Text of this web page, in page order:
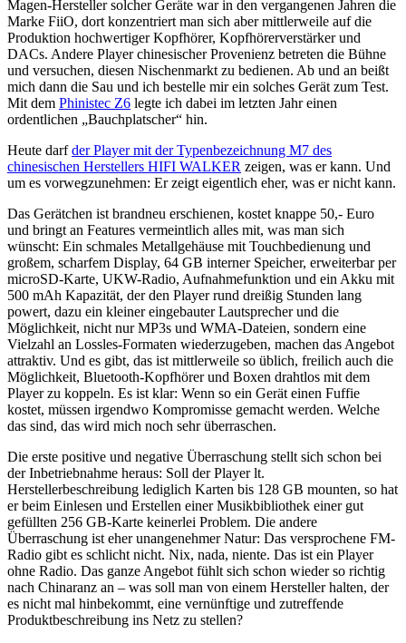
Magen-Hersteller solcher Geräte war in den vergangenen Jahren die
Marke FiiO, dort konzentriert man sich aber mittlerweile auf die
Produktion hochwertiger Kopfhörer, Kopfhörerverstärker und
DACs. Andere Player chinesischer Provenienz betreten die Bühne
und versuchen, diesen Nischenmarkt zu bedienen. Ab und an beißt
mich dann die Sau und ich bestelle mir ein solches Gerät zum Test.
Mit dem Phinistec Z6 legte ich dabei im letzten Jahr einen
ordentlichen „Bauchplatscher“ hin.
Heute darfder Player mit der Typenbezeichnung M7 des
chinesischen Herstellers HIFI WALKER zeigen, was er kann. Und
um es vorwegzunehmen: Er zeigt eigentlich eher, was er nicht kann.
Das Gerätchen ist brandneu erschienen, kostet knappe 50,- Euro
und bringt an Features vermeintlich alles mit, was man sich
wünscht: Ein schmales Metallgehäuse mit Touchbedienung und
großem, scharfem Display, 64 GB interner Speicher, erweiterbar per
microSD-Karte, UKW-Radio, Aufnahmefunktion und ein Akku mit
500 mAh Kapazität, der den Player rund dreißig Stunden lang
powert, dazu ein kleiner eingebauter Lautsprecher und die
Möglichkeit, nicht nur MP3s und WMA-Dateien, sondern eine
Vielzahl an Lossles-Formaten wiederzugeben, machen das Angebot
attraktiv. Und es gibt, das ist mittlerweile so üblich, freilich auch die
Möglichkeit, Bluetooth-Kopfhörer und Boxen drahtlos mit dem
Player zu koppeln. Es ist klar: Wenn so ein Gerät einen Fuffie
kostet, müssen irgendwo Kompromisse gemacht werden. Welche
das sind, das wird mich noch sehr überraschen.
Die erste positive und negative Überraschung stellt sich schon bei
der Inbetriebnahme heraus: Soll der Player lt.
Herstellerbeschreibung lediglich Karten bis 128 GB mounten, so hat
er beim Einlesen und Erstellen einer Musikbibliothek einer gut
gefüllten 256 GB-Karte keinerlei Problem. Die andere
Überraschung ist eher unangenehmer Natur: Das versprochene FM-
Radio gibt es schlicht nicht. Nix, nada, niente. Das ist ein Player
ohne Radio. Das ganze Angebot fühlt sich schon wieder so richtig
nach Chinaranz an – was soll man von einem Hersteller halten, der
es nicht mal hinbekommt, eine vernünftige und zutreffende
Produktbeschreibung ins Netz zu stellen?